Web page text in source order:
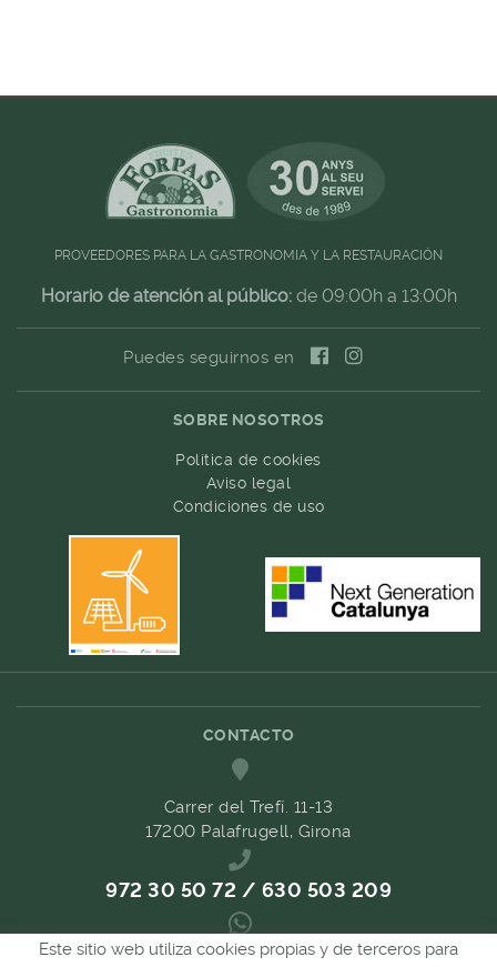
PROVEEDORES PARA LA GASTRONOMIA Y LA RESTAURACIÓN
Horario de atención al público:de 09:00h a 13:00h
Puedes seguirnos en
SOBRE NOSOTROS
Política de cookies
Aviso legal
Condiciones de uso
CONTACTO
Carrer del Trefí. 11-13
17200 Palafrugell, Girona
972 30 50 72 / 630 503 209
689 657 489
Este sitio web utiliza cookies propias y de terceros para